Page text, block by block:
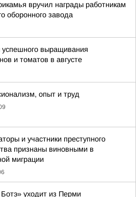
вручил награды работникам
оборонного завода
выращивания
и томатов в августе
опыт и труд
и участники преступного
признаны виновными в
миграции
уходит из Перми